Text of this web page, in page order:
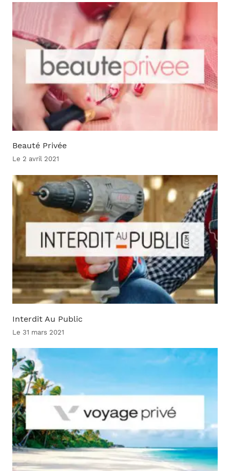
Beauté Privée
Le 2 avril 2021
Interdit Au Public
Le 31 mars 2021